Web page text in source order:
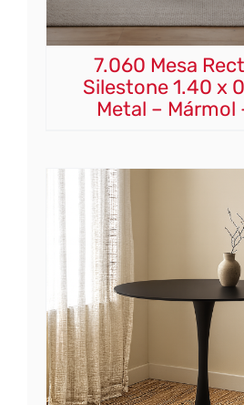
7.060 Mesa
Silestone 1.40 x
Metal – Mármol